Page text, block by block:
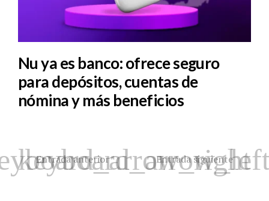
Nu ya es banco: ofrece seguro
para depósitos, cuentas de
nómina y más beneficios
Entrada anterior Entrada siguiente